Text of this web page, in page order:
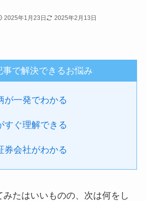
2025年1月23日 2025年2月13日
事で解決できるお悩み
が一発でわかる
すぐ理解できる
券会社がわかる
たはいいものの、次は何をし